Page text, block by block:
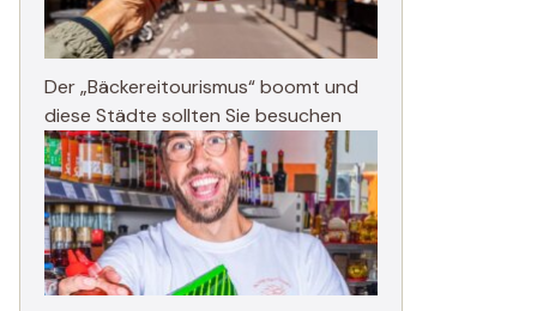
Der „Bäckereitourismus“ boomt und
diese Städte sollten Sie besuchen